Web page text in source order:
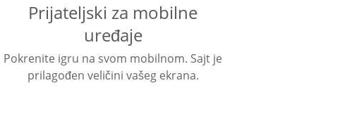
Prijateljski za mobilne
uređaje
Pokrenite igru na svom mobilnom. Sajt je
prilagođen veličini vašeg ekrana.